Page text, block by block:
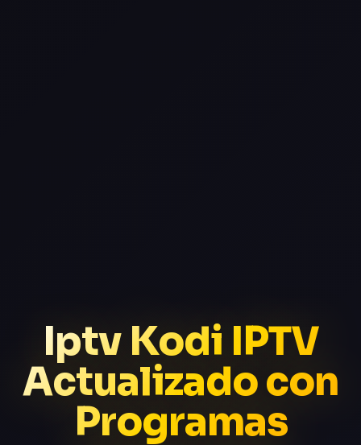
Iptv Kodi IPTV
Actualizado con
Programas